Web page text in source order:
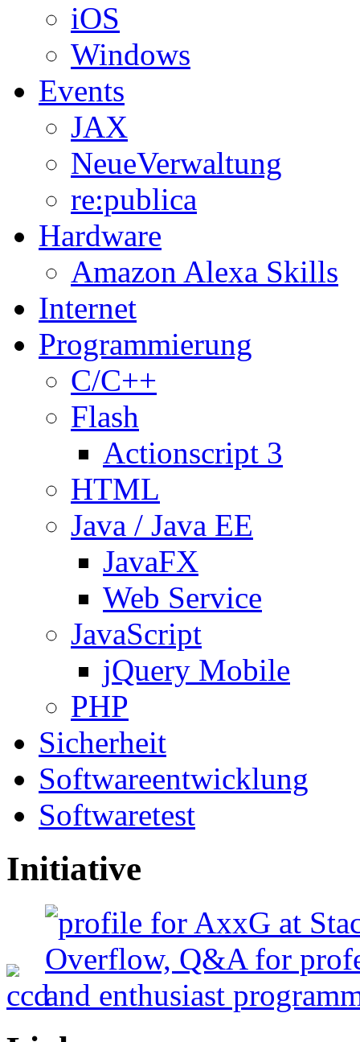
iOS
Windows
Events
JAX
NeueVerwaltung
re:publica
Hardware
Amazon Alexa Skills
Internet
Programmierung
C/C++
Flash
Actionscript 3
HTML
Java / Java EE
JavaFX
Web Service
JavaScript
jQuery Mobile
PHP
Sicherheit
Softwareentwicklung
Softwaretest
Initiative